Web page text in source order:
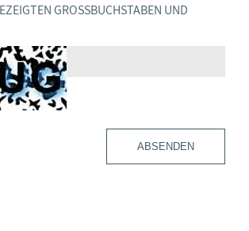
GROSSBUCHSTABEN UND Z
ABSENDEN